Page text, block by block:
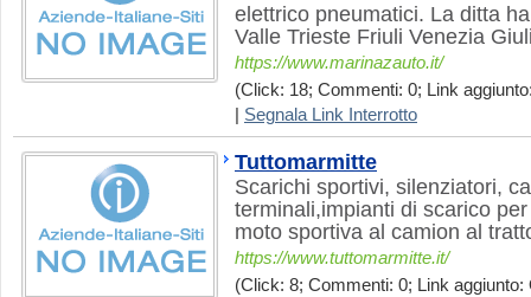
elettrico pneumatici. La ditta
Valle Trieste Friuli Venezia
https://www.marinazauto.it/
(Click: 18; Commenti: 0; Link
Segnala Link Interrotto
Tuttomarmitte
Scarichi sportivi, silenziatori,
terminali,impianti di scarico
moto sportiva al camion al
https://www.tuttomarmitte.it/
(Click: 8; Commenti: 0; Link aggiunto: